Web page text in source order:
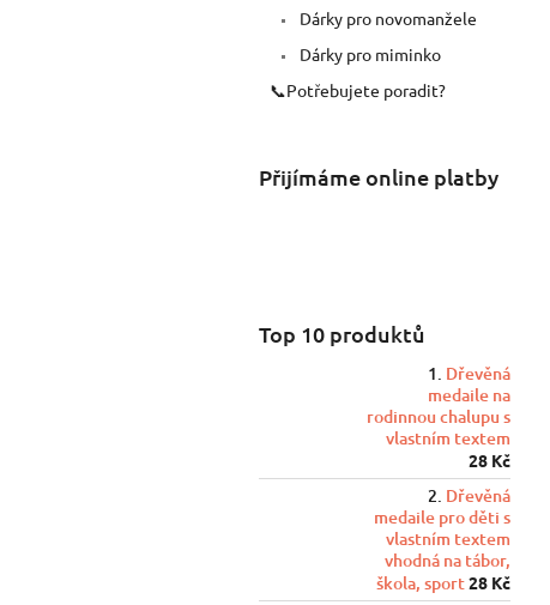
Dárky pro novomanžele
Dárky pro miminko
📞Potřebujete poradit?
Přijímáme online platby
Top 10 produktů
Dřevěná
medaile na
rodinnou chalupu s
vlastním textem
28 Kč
Dřevěná
medaile pro děti s
vlastním textem
vhodná na tábor,
škola, sport28 Kč